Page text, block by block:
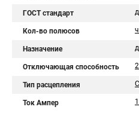
ГОСТ стандарт
Кол-во полюсов
Назначение
Отключающая способность
Тип расцепления C
Ток Ампер